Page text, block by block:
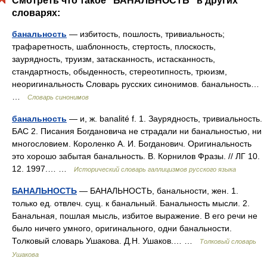
словарях:
банальность — избитость, пошлость, тривиальность;
трафаретность, шаблонность, стертость, плоскость,
заурядность, труизм, затасканность, истасканность,
стандартность, обыденность, стереотипность, трюизм,
неоригинальность Словарь русских синонимов. банальность…
Словарь синонимов
банальность — и, ж. banalité f. 1. Заурядность, тривиальность.
БАС 2. Писания Богдановича не страдали ни банальностью, ни
многословием. Короленко А. И. Богданович. Оригинальность
это хорошо забытая банальность. В. Корнилов Фразы. // ЛГ 10.
12. 1997.… …
Исторический словарь галлицизмов русского языка
БАНАЛЬНОСТЬ — БАНАЛЬНОСТЬ, банальности, жен. 1.
только ед. отвлеч. сущ. к банальный. Банальность мысли. 2.
Банальная, пошлая мысль, избитое выражение. В его речи не
было ничего умного, оригинального, одни банальности.
Толковый словарь Ушакова. Д.Н. Ушаков.… …
Толковый словарь
Ушакова